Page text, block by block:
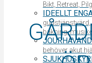
Bikt, Retreat,
IDEELLT
gudstjänstvärd,
bakning,
behöver akut